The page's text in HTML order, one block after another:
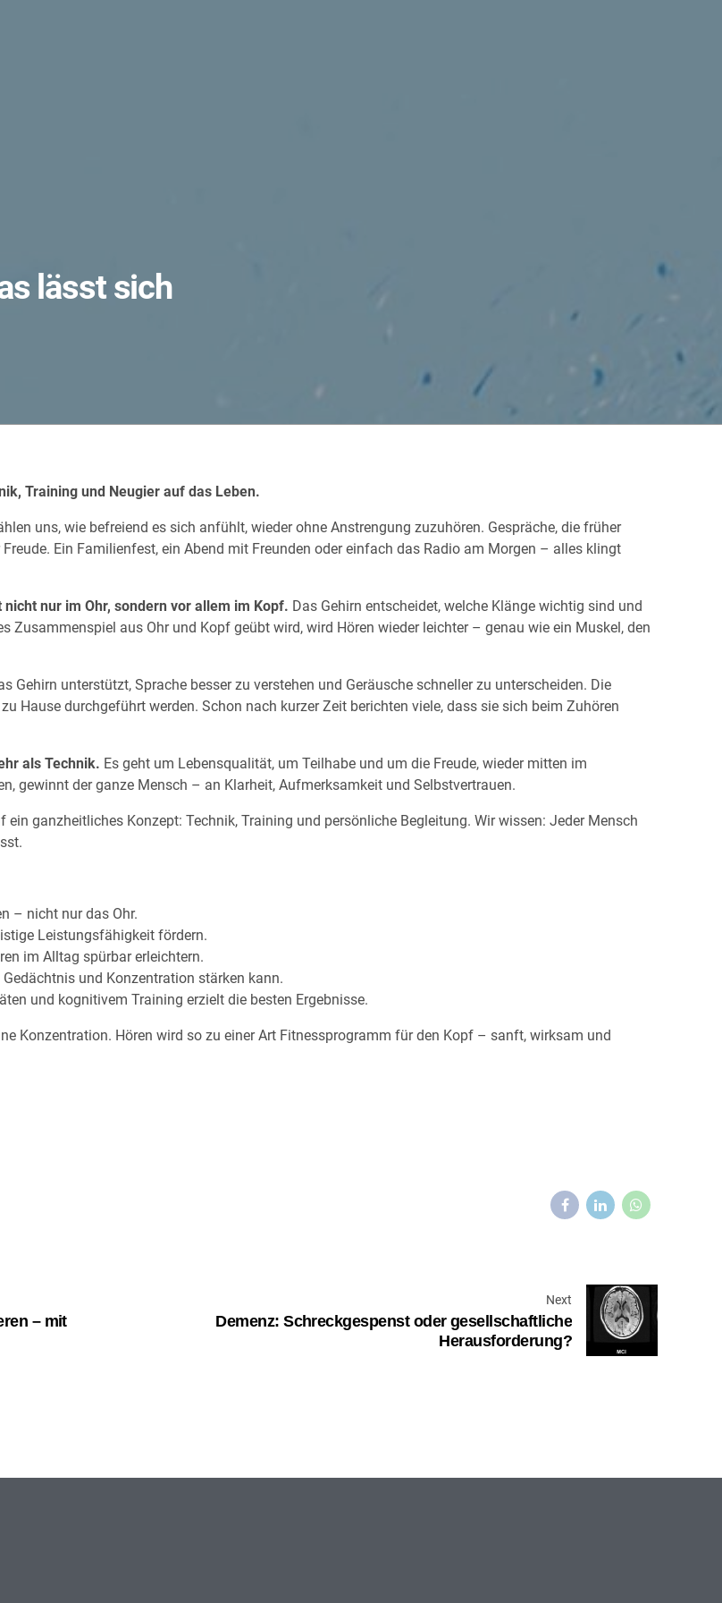
lässt sich
Training und Neugier auf das Leben.
uns, wie befreiend es sich anfühlt, wieder ohne Anstrengung zuzuhören. Gespräche, die früher
Ein Familienfest, ein Abend mit Freunden oder einfach das Radio am Morgen – alles klingt
nicht nur im Ohr, sondern vor allem im Kopf. Das Gehirn entscheidet, welche Klänge wichtig sind und
Zusammenspiel aus Ohr und Kopf geübt wird, wird Hören wieder leichter – genau wie ein Muskel, den
unterstützt, Sprache besser zu verstehen und Geräusche schneller zu unterscheiden. Die
Hause durchgeführt werden. Schon nach kurzer Zeit berichten viele, dass sie sich beim Zuhören
als Technik. Es geht um Lebensqualität, um Teilhabe und um die Freude, wieder mitten im
gewinnt der ganze Mensch – an Klarheit, Aufmerksamkeit und Selbstvertrauen.
ganzheitliches Konzept: Technik, Training und persönliche Begleitung. Wir wissen: Jeder Mensch
– nicht nur das Ohr.
Leistungsfähigkeit fördern.
im Alltag spürbar erleichtern.
und Konzentration stärken kann.
und kognitivem Training erzielt die besten Ergebnisse.
Konzentration. Hören wird so zu einer Art Fitnessprogramm für den Kopf – sanft, wirksam und
– mit
Next
Demenz: Schreckgespenst oder gesellschaftliche
Herausforderung?